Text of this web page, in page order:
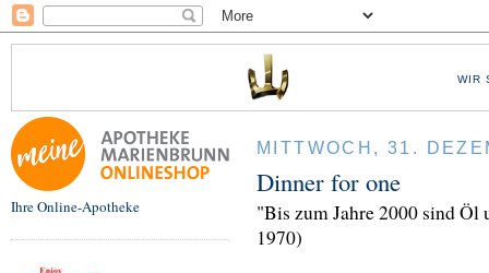
WIR
Ihre Online-Apotheke
MITTWOCH, 31.
Dinner for one
"Bis zum Jahre 2000 sind Öl
1970)